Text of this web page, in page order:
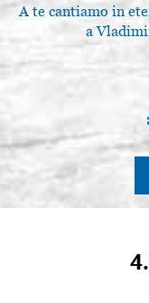
A te cantiamo in
a